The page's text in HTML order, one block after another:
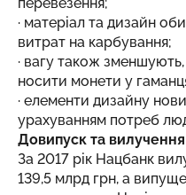
· матеріал та дизайн
витрат на карбування;
· вагу також
носити монети у
· елементи дизайну
урахуванням потреб
Довипуск та
За 2017 рік Нацбанк
139,5 млрд грн, а